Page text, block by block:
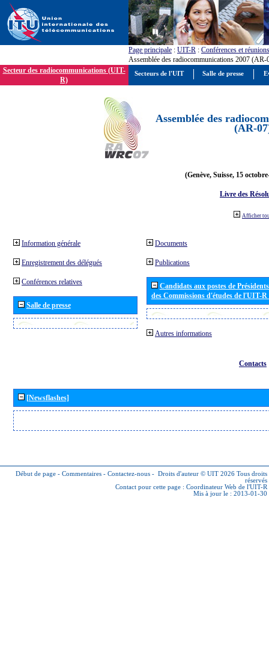
Page principale : UIT-R : Conférences et réunions
Assemblée des radiocommunications 2007 (AR-
Secteur des radiocommunications (UIT-
R)
Assemblée des
(AR-
(Genève, Suisse, 15
Livre des
Afficher
Information générale
Enregistrement des délégués
Conférences relatives
Salle de presse
Documents
Publications
Candidats aux postes de
des Commissions d'études de l'UIT-
Autres informations
Contacts
[Newsflashes]
Début de page - Commentaires - Contactez-nous - Droits d'auteur © UIT 2026 Tous droits
réservés
Contact pour cette page : Coordinateur Web de l'UIT-R
Mis à jour le : 2013-01-30
Secteurs de l'UIT Salle de presse